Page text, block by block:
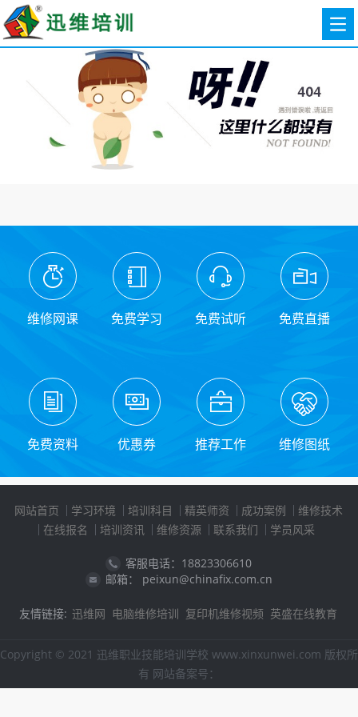
维修网课 免费学习 免费试听 免费直播
免费资料 优惠券 推荐工作 维修图纸
网站首页 学习环境 培训科目 精英师资 成功案例
维修技术
在线报名
培训资讯 维修资源 联系我们 学员风采
客服电话：18823306610
邮箱： peixun@chinafix.com.cn
友情链接: 迅维网 电脑维修培训 复印机维修视频 英盛在线教育
Copyright © 2021 迅维职业技能培训学校 www.xinxunwei.com 版权所
有 网站备案号：